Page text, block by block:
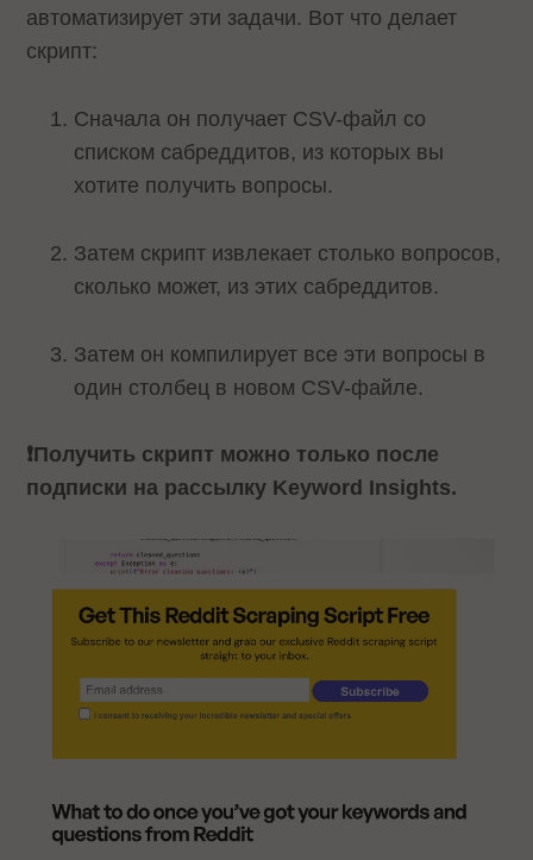
автоматизирует эти задачи. Вот что делает
скрипт:
Сначала он получает CSV-файл со
списком сабреддитов, из которых вы
хотите получить вопросы.
Затем скрипт извлекает столько вопросов,
сколько может, из этих сабреддитов.
Затем он компилирует все эти вопросы в
один столбец в новом CSV-файле.
❗️Получить скрипт можно только после
подписки на рассылку Keyword Insights.